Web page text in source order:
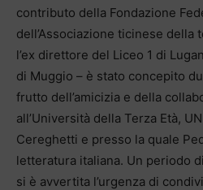
contributo della Fondazione
dell’Associazione ticinese della
l’ex direttore del Liceo 1 di
di Muggio – è stato concepito
frutto dell’amicizia e della
all’Università della Terza Età,
Cereghetti e presso la quale
letteratura italiana. Un periodo
si è avvertita l’urgenza di